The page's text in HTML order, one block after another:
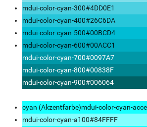
mdui-color-cyan-300#4DD0E1
mdui-color-cyan-400#26C6DA
mdui-color-cyan-500#00BCD4
mdui-color-cyan-600#00ACC1
mdui-color-cyan-700#0097A7
mdui-color-cyan-800#00838F
mdui-color-cyan-900#006064
cyan (Akzentfarbe)mdui-color-cyan-
mdui-color-cyan-a100#84FFFF